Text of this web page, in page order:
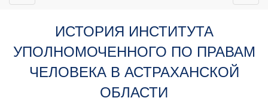
ИСТОРИЯ ИНСТИТУТА
УПОЛНОМОЧЕННОГО ПО ПРАВАМ
ЧЕЛОВЕКА В АСТРАХАНСКОЙ
ОБЛАСТИ